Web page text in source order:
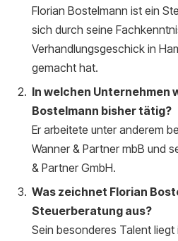
Florian Bostelmann ist ein
sich durch seine
Verhandlungsgeschick in
gemacht hat.
In welchen Unternehmen
Bostelmann bisher tätig?
Er arbeitete unter anderem
Wanner & Partner mbB und
& Partner GmbH.
Was zeichnet Florian
Steuerberatung aus?
Sein besonderes Talent liegt